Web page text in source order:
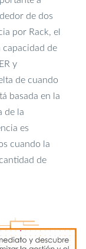
de dos
por Rack, el
capacidad de
y
de cuando
basada en la
de la
es
cuando la
de